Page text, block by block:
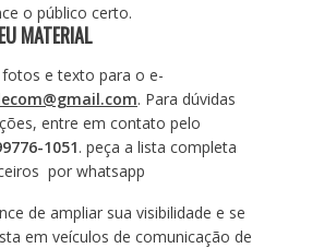
o público certo.
MATERIAL
fotos e texto para o e-
. Para dúvidas
entre em contato pelo
1051. peça a lista completa
por whatsapp
de ampliar sua visibilidade e se
em veículos de comunicação de